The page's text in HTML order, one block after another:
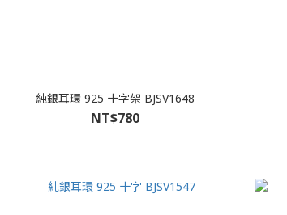
純銀耳環 925 十字架 BJSV1648
NT$780